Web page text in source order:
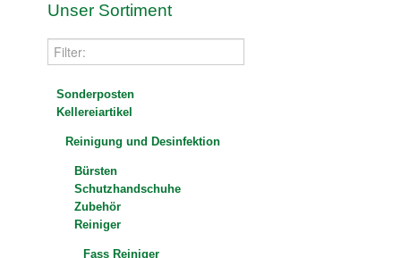
Unser Sortiment
Sonderposten
Kellereiartikel
Reinigung und Desinfektion
Bürsten
Schutzhandschuhe
Zubehör
Reiniger
Fass Reiniger